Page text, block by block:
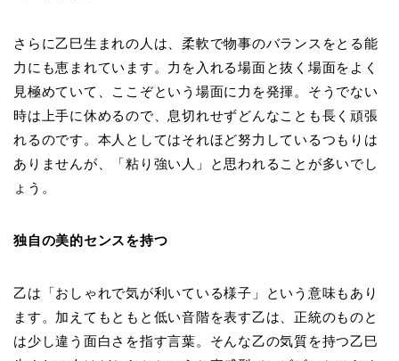
さらに乙巳生まれの人は、柔軟で物事のバランスをとる能
力にも恵まれています。力を入れる場面と抜く場面をよく
見極めていて、ここぞという場面に力を発揮。そうでない
時は上手に休めるので、息切れせずどんなことも長く頑張
れるのです。本人としてはそれほど努力しているつもりは
ありませんが、「粘り強い人」と思われることが多いでし
ょう。
独自の美的センスを持つ
乙は「おしゃれで気が利いている様子」という意味もあり
ます。加えてもともと低い音階を表す乙は、正統のものと
は少し違う面白さを指す言葉。そんな乙の気質を持つ乙巳